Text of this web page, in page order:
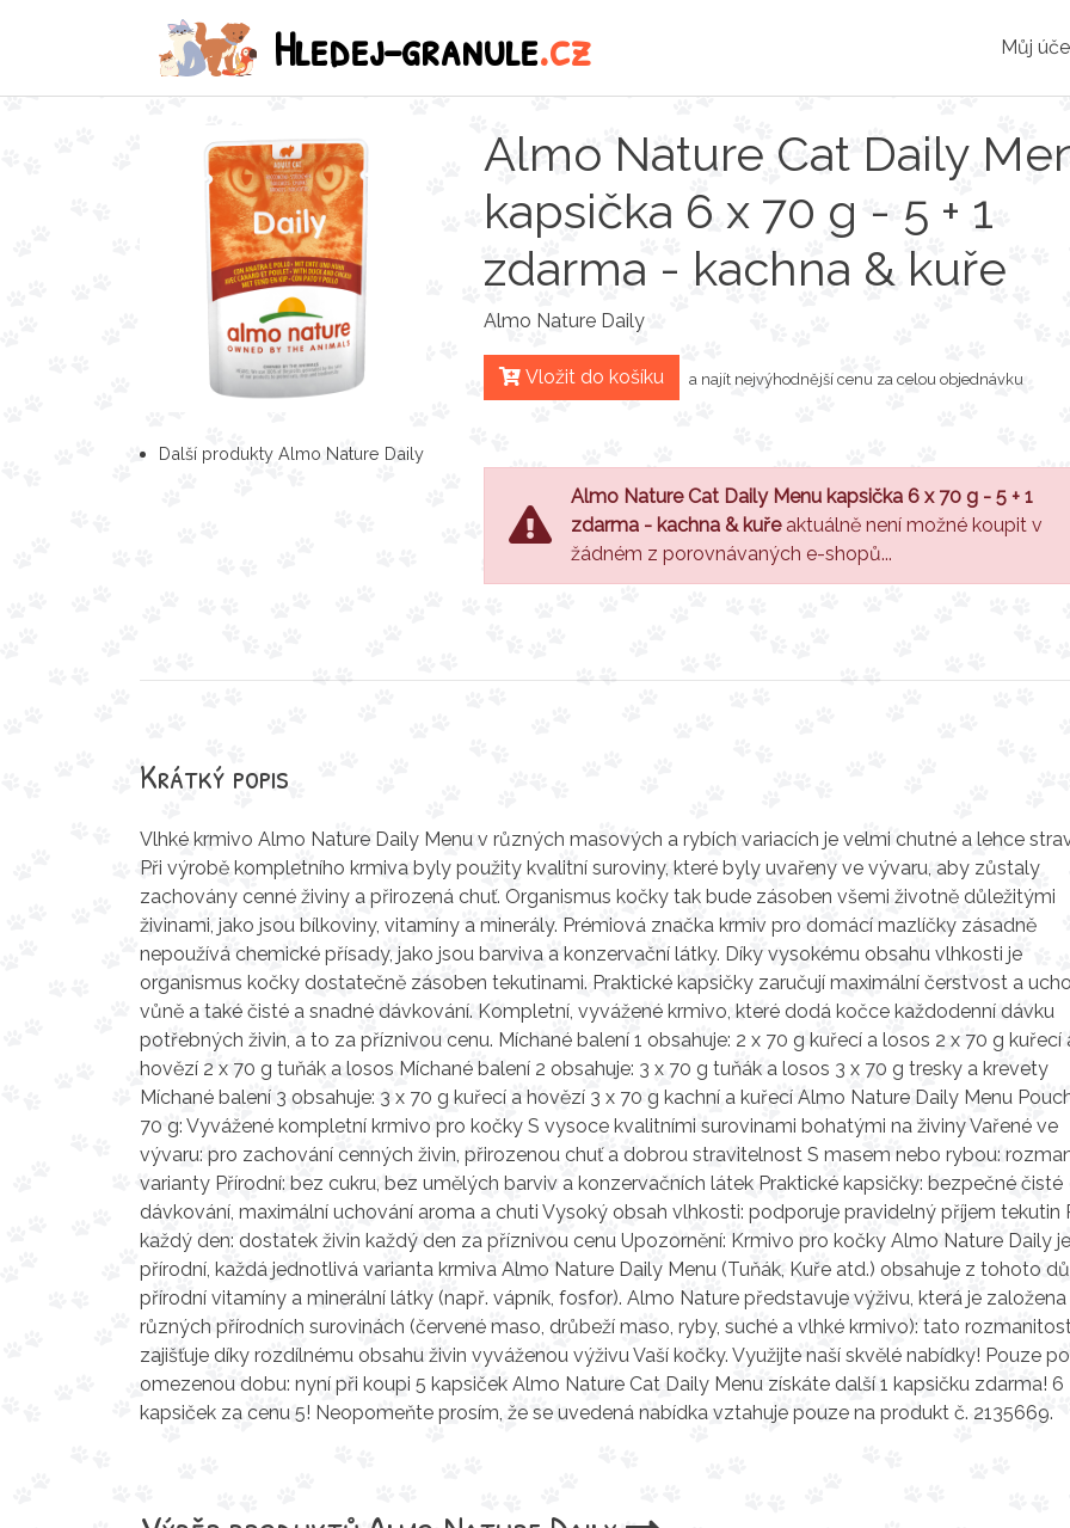
Hledej-granule.cz Můj
Další produkty Almo Nature Daily
Almo Nature Cat Daily
kapsička 6 x 70 g - 5 + 1
zdarma - kachna & kuře
Almo Nature Daily
Vložit do košíku a najít nejvýhodnější cenu za celou objednávku
Almo Nature Cat Daily Menu kapsička 6 x 70 g - 5 + 1
zdarma - kachna & kuřeaktuálně není možné koupit v
žádném z porovnávaných e-shopů...
Krátký popis
Vlhké krmivo Almo Nature Daily Menu v různých masových a rybích variacích je velmi chutné a lehce
Při výrobě kompletního krmiva byly použity kvalitní suroviny, které byly uvařeny ve vývaru, aby zůstaly
zachovány cenné živiny a přirozená chuť. Organismus kočky tak bude zásoben všemi životně důležitými
živinami, jako jsou bílkoviny, vitamíny a minerály. Prémiová značka krmiv pro domácí mazlíčky zásadně
nepoužívá chemické přísady, jako jsou barviva a konzervační látky. Díky vysokému obsahu vlhkosti je
organismus kočky dostatečně zásoben tekutinami. Praktické kapsičky zaručují maximální čerstvost a
vůně a také čisté a snadné dávkování. Kompletní, vyvážené krmivo, které dodá kočce každodenní dávku
potřebných živin, a to za příznivou cenu. Míchané balení 1 obsahuje: 2 x 70 g kuřecí a losos 2 x 70 g kuřecí
hovězí 2 x 70 g tuňák a losos Míchané balení 2 obsahuje: 3 x 70 g tuňák a losos 3 x 70 g tresky a krevety
Míchané balení 3 obsahuje: 3 x 70 g kuřecí a hovězí 3 x 70 g kachní a kuřecí Almo Nature Daily Menu
70 g: Vyvážené kompletní krmivo pro kočky S vysoce kvalitními surovinami bohatými na živiny Vařené ve
vývaru: pro zachování cenných živin, přirozenou chuť a dobrou stravitelnost S masem nebo rybou:
varianty Přírodní: bez cukru, bez umělých barviv a konzervačních látek Praktické kapsičky: bezpečné čisté
dávkování, maximální uchování aroma a chuti Vysoký obsah vlhkosti: podporuje pravidelný příjem tekutin
každý den: dostatek živin každý den za příznivou cenu Upozornění: Krmivo pro kočky Almo Nature Daily je
přírodní, každá jednotlivá varianta krmiva Almo Nature Daily Menu (Tuňák, Kuře atd.) obsahuje z tohoto
přírodní vitamíny a minerální látky (např. vápník, fosfor). Almo Nature představuje výživu, která je založena
různých přírodních surovinách (červené maso, drůbeží maso, ryby, suché a vlhké krmivo): tato
zajišťuje díky rozdílnému obsahu živin vyváženou výživu Vaší kočky. Využijte naší skvělé nabídky! Pouze po
omezenou dobu: nyní při koupi 5 kapsiček Almo Nature Cat Daily Menu získáte další 1 kapsičku zdarma! 6
kapsiček za cenu 5! Neopomeňte prosím, že se uvedená nabídka vztahuje pouze na produkt č. 2135669.